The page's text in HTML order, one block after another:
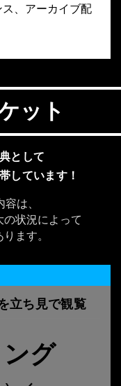
、アーカイブ配
ット
として
しています！
は、
状況によって
ます。
立ち見で観覧
グ